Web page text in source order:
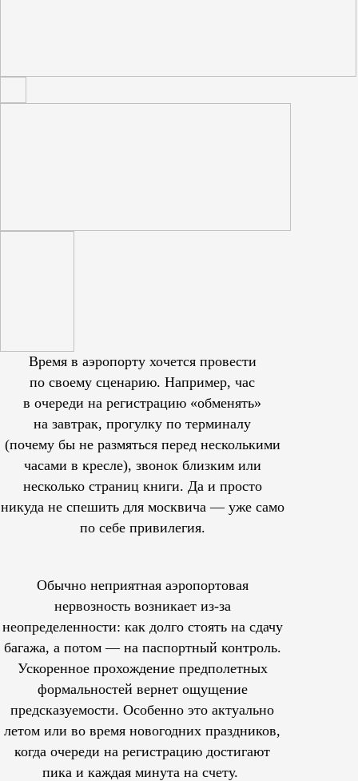
Время в аэропорту хочется провести
по своему сценарию. Например, час
в очереди на регистрацию «обменять»
на завтрак, прогулку по терминалу
(почему бы не размяться перед несколькими
часами в кресле), звонок близким или
несколько страниц книги. Да и просто
никуда не спешить для москвича — уже само
по себе привилегия.
Обычно неприятная аэропортовая
нервозность возникает из-за
неопределенности: как долго стоять на сдачу
багажа, а потом — на паспортный контроль.
Ускоренное прохождение предполетных
формальностей вернет ощущение
предсказуемости. Особенно это актуально
летом или во время новогодних праздников,
когда очереди на регистрацию достигают
пика и каждая минута на счету.